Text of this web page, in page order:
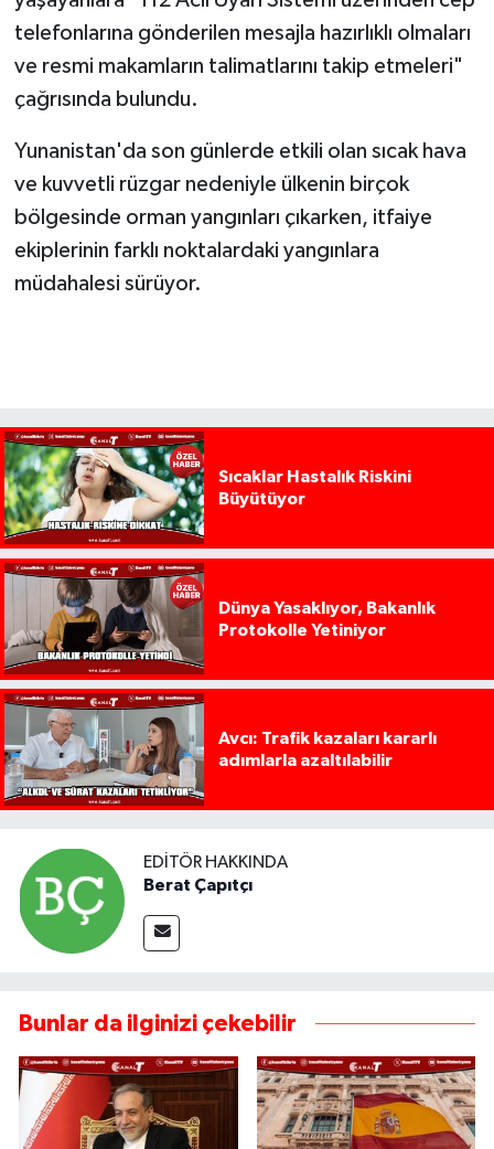
telefonlarına gönderilen mesajla hazırlıklı olmaları
ve resmi makamların talimatlarını takip etmeleri"
çağrısında bulundu.
Yunanistan'da son günlerde etkili olan sıcak hava
ve kuvvetli rüzgar nedeniyle ülkenin birçok
bölgesinde orman yangınları çıkarken, itfaiye
ekiplerinin farklı noktalardaki yangınlara
müdahalesi sürüyor.
Sıcaklar Hastalık Riskini
Büyütüyor
Dünya Yasaklıyor, Bakanlık
Protokolle Yetiniyor
Avcı: Trafik kazaları kararlı
adımlarla azaltılabilir
EDITÖR HAKKINDA
Berat Çapıtçı
Bunlar da ilginizi çekebilir